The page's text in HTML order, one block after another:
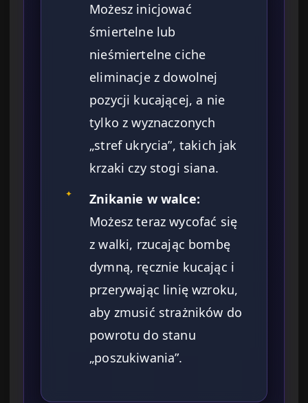
Możesz inicjować
śmiertelne lub
nieśmiertelne ciche
eliminacje z dowolnej
pozycji kucającej, a nie
tylko z wyznaczonych
„stref ukrycia”, takich jak
krzaki czy stogi siana.
✦
Znikanie w walce:
Możesz teraz wycofać się
z walki, rzucając bombę
dymną, ręcznie kucając i
przerywając linię wzroku,
aby zmusić strażników do
powrotu do stanu
„poszukiwania”.